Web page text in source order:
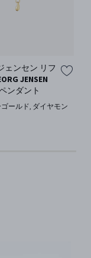
ェンセン リフ
JENSEN
ンダント
ールド, ダイヤモン